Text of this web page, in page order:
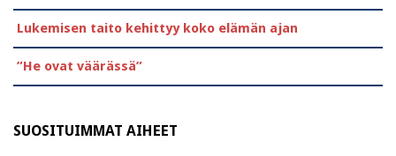
Lukemisen taito kehittyy koko elämän ajan
”He ovat väärässä”
SUOSITUIMMAT AIHEET